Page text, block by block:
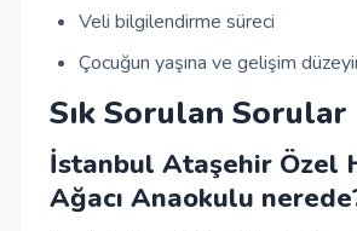
Veli bilgilendirme süreci
Çocuğun yaşına ve gelişim
Sık Sorulan Sorular
İstanbul Ataşehir Özel
Ağacı Anaokulu